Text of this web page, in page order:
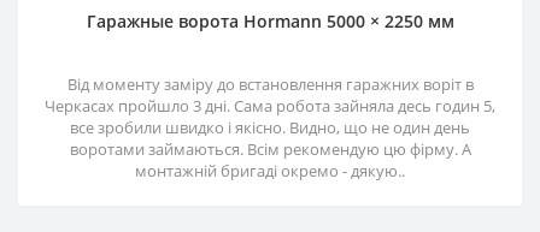
Гаражные ворота Hormann 5000 × 2250 мм
Від моменту заміру до встановлення гаражних воріт в
Черкасах пройшло 3 дні. Сама робота зайняла десь годин 5,
все зробили швидко і якісно. Видно, що не один день
воротами займаються. Всім рекомендую цю фірму. А
монтажній бригаді окремо - дякую..